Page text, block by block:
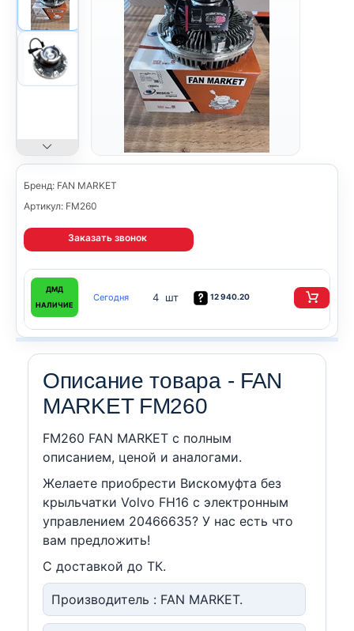
Бренд: FAN MARKET
Артикул: FM260
Заказать звонок
ДМД
НАЛИЧИЕ
Сегодня 4 шт 12 940.20
Описание товара - FAN
MARKET FM260
FM260 FAN MARKET c полным
описанием, ценой и аналогами.
Желаете приобрести Вискомуфта без
крыльчатки Volvo FH16 с электронным
управлением 20466635? У нас есть что
вам предложить!
С доставкой до ТК.
Производитель : FAN MARKET.